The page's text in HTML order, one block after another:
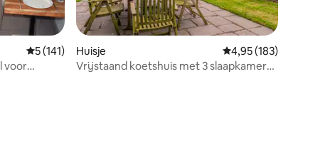
recensies
Gemiddelde beoordeling van 5 op 5, 141 recensies
5 (141)
voor
Huisje Gemiddelde
4,95 (183)
Vrijstaand koetshuis met 3 slaapkamers,